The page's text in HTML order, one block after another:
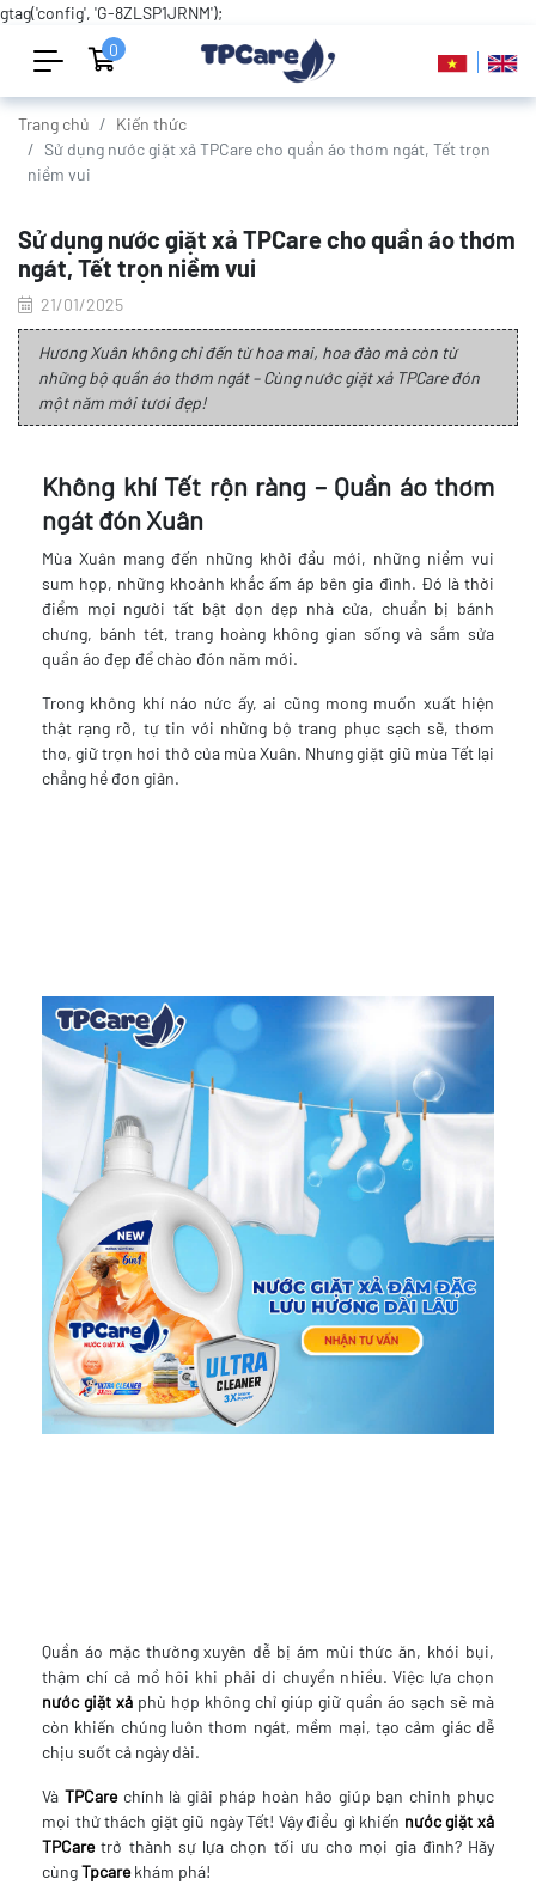
gtag('config', 'G-8ZLSP1JRNM');
0
Trang chủ
Kiến thức
Sử dụng nước giặt xả TPCare cho quần áo thơm ngát, Tết trọn
niềm vui
Sử dụng nước giặt xả TPCare cho quần áo thơm
ngát, Tết trọn niềm vui
21/01/2025
Hương Xuân không chỉ đến từ hoa mai, hoa đào mà còn từ
những bộ quần áo thơm ngát – Cùng nước giặt xả TPCare đón
một năm mới tươi đẹp!
Không khí Tết rộn ràng – Quần áo thơm
ngát đón Xuân
Mùa Xuân mang đến những khởi đầu mới, những niềm vui
sum họp, những khoảnh khắc ấm áp bên gia đình. Đó là thời
điểm mọi người tất bật dọn dẹp nhà cửa, chuẩn bị bánh
chưng, bánh tét, trang hoàng không gian sống và sắm sửa
quần áo đẹp để chào đón năm mới.
Trong không khí náo nức ấy, ai cũng mong muốn xuất hiện
thật rạng rỡ, tự tin với những bộ trang phục sạch sẽ, thơm
tho, giữ trọn hơi thở của mùa Xuân. Nhưng giặt giũ mùa Tết lại
chẳng hề đơn giản.
Quần áo mặc thường xuyên dễ bị ám mùi thức ăn, khói bụi,
thậm chí cả mồ hôi khi phải di chuyển nhiều. Việc lựa chọn
nước giặt xả phù hợp không chỉ giúp giữ quần áo sạch sẽ mà
còn khiến chúng luôn thơm ngát, mềm mại, tạo cảm giác dễ
chịu suốt cả ngày dài.
Và TPCarechính là giải pháp hoàn hảo giúp bạn chinh phục
mọi thử thách giặt giũ ngày Tết! Vậy điều gì khiến nước giặt xả
TPCaretrở thành sự lựa chọn tối ưu cho mọi gia đình? Hãy
cùngTpcarekhám phá!